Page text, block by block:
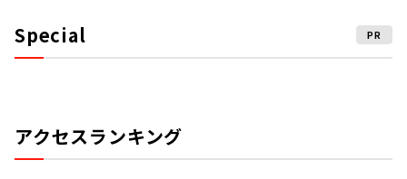
Special PR
アクセスランキング